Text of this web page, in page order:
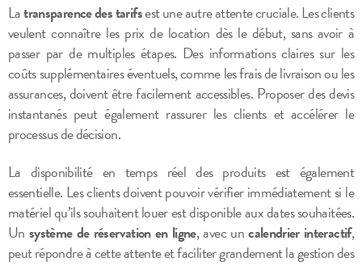
Latransparence des tarifsest une autre attente cruciale. Les clients
veulent connaître les prix de location dès le début, sans avoir à
passer par de multiples étapes. Des informations claires sur les
coûts supplémentaires éventuels, comme les frais de livraison ou les
assurances, doivent être facilement accessibles. Proposer des devis
instantanés peut également rassurer les clients et accélérer le
processus de décision.
La disponibilité en temps réel des produits est également
essentielle. Les clients doivent pouvoir vérifier immédiatement si le
matériel qu’ils souhaitent louer est disponible aux dates souhaitées.
Un système de réservation en ligne, avec uncalendrier interactif,
peut répondre à cette attente et faciliter grandement la gestion des